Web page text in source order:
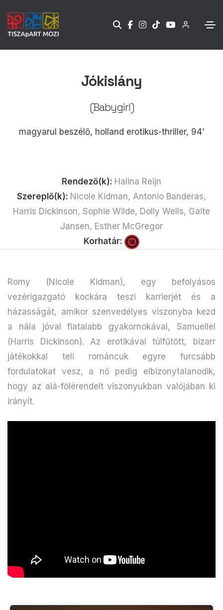
Jókislány
(Babygirl)
magyarul beszélő, holland erotikus-thriller, 94’
Rendező(k): Halina Reijn
Szereplő(k): Nicole Kidman, Antonio Banderas,
Harris Dickinson, Sophie Wilde, Dolly Wells, Gaite
Jansen, Esther McGregor
Korhatár:
Romy (Nicole Kidman), egy befolyásos
vezérigazgató kockára teszi karrierjét és a
házasságát, amikor szenvedélyes viszonyba kezd
a nála jóval fiatalabb gyakornokával, Samuellel
(Harris Dickinson). Az erotikával túlfűtött, bizarr
játékokkal teli románcuk egyre furcsább
fordulatokat vesz, a nő pedig elbizonytalanodik,
hogy az alá-fölérendelt viszonyukban valójában ki
irányít.